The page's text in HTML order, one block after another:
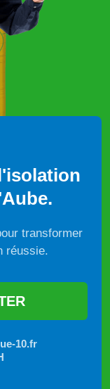
transformer
réussie.
10.fr